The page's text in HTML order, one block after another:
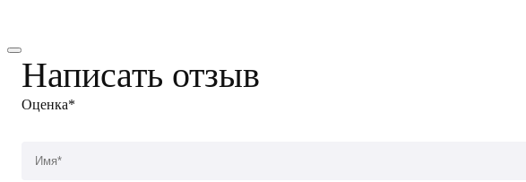
Написать отзыв
Оценка*